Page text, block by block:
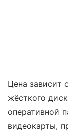
Цена зависит
жёсткого
оперативной
видеокарты,